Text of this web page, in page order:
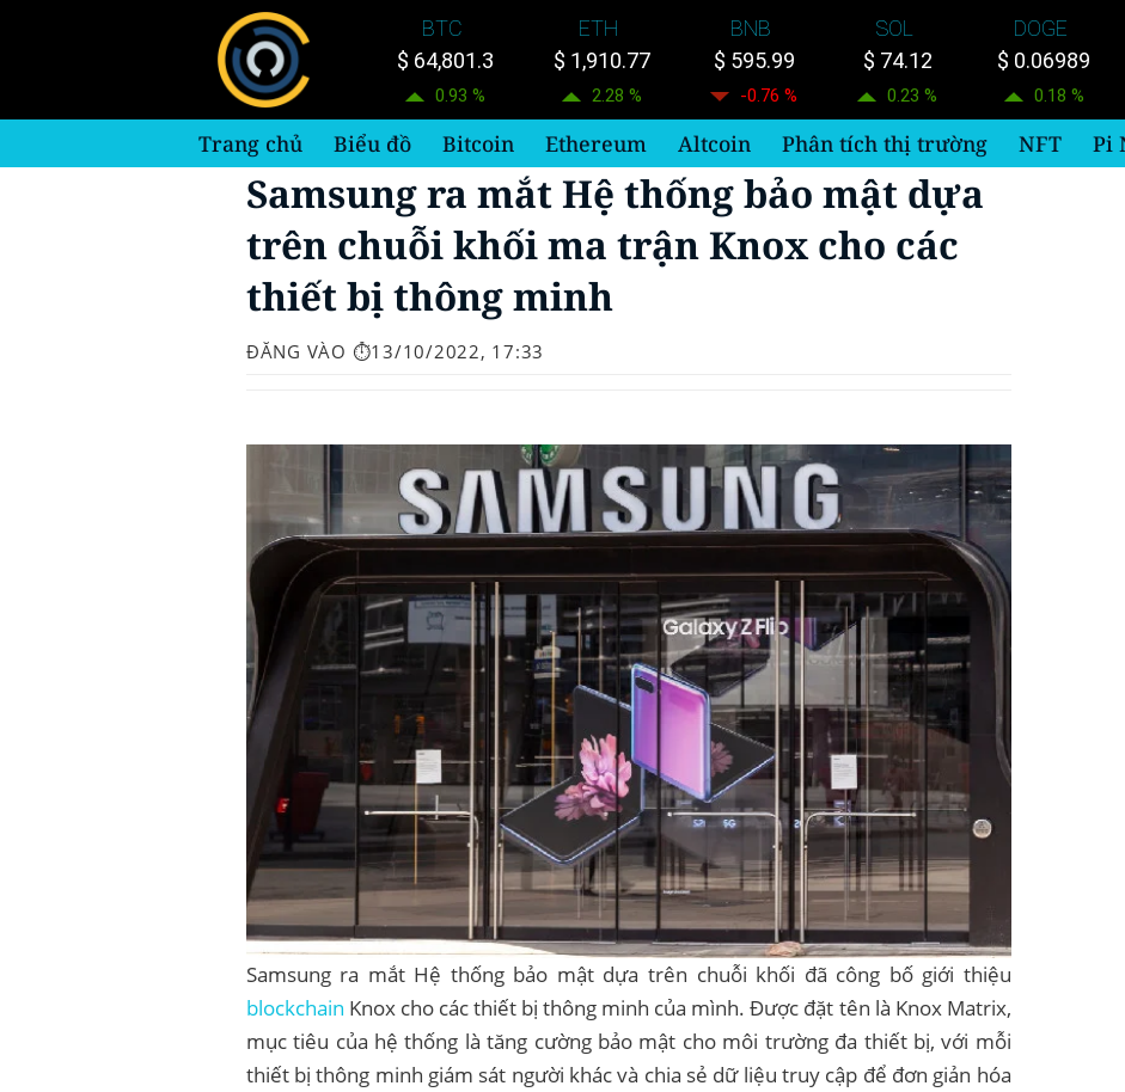
BTC
$ 64,801.3
0.93 %
ETH
$ 1,910.77
2.28 %
BNB
$ 595.99
-0.76 %
SOL
$ 74.12
0.23 %
DOGE
$ 0.06989
0.18 %
Trang chủ Biểu đồ Bitcoin Ethereum Altcoin Phân tích thị trường NFT Pi
Samsung ra mắt Hệ thống bảo mật dựa
trên chuỗi khối ma trận Knox cho các
thiết bị thông minh
ĐĂNG VÀO ⏱️13/10/2022, 17:33
Samsung ra mắt Hệ thống bảo mật dựa trên chuỗi khối đã công bố giới thiệu
blockchain Knox cho các thiết bị thông minh của mình. Được đặt tên là Knox Matrix,
mục tiêu của hệ thống là tăng cường bảo mật cho môi trường đa thiết bị, với mỗi
thiết bị thông minh giám sát người khác và chia sẻ dữ liệu truy cập để đơn giản hóa